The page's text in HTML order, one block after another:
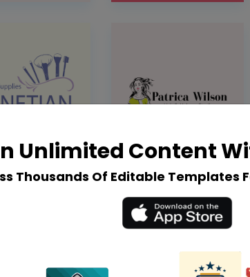
Unlimited Content
Thousands Of Editable Templates